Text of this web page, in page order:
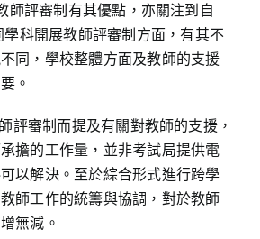
評審制有其優點，亦關注到自
科開展教師評審制方面，有其不
同，學校整體方面及教師的支援
。
審制而提及有關對教師的支援，
擔的工作量，並非考試局提供電
以解決。至於綜合形式進行跨學
師工作的統籌與協調，對於教師
無減。